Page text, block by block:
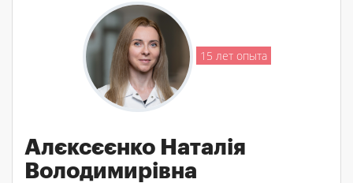
15 лет опыта
Алєксєєнко Наталія
Володимирівна